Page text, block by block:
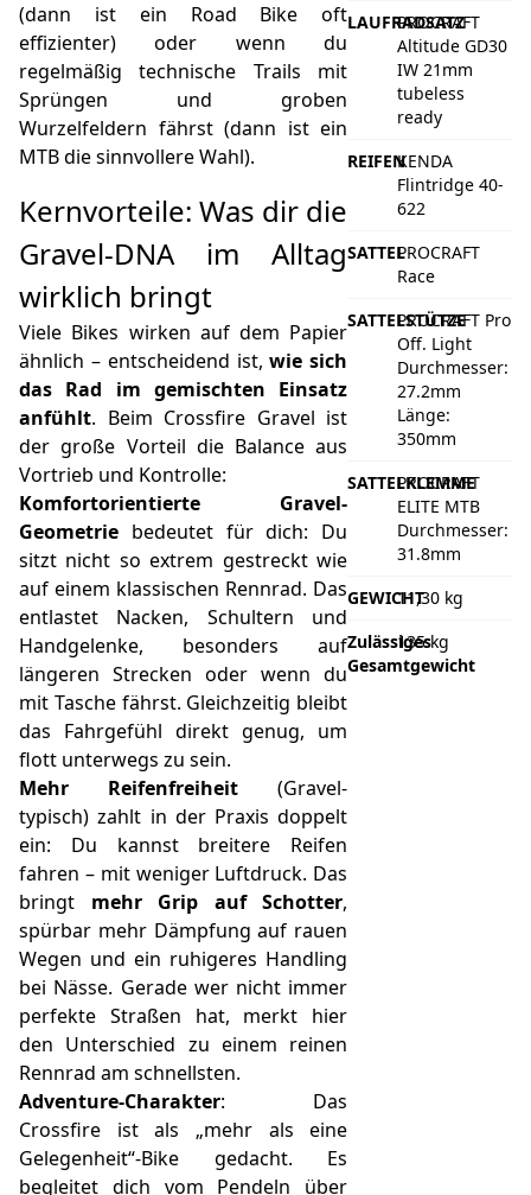
(dann ist ein Road Bike oft
effizienter) oder wenn du
regelmäßig technische Trails mit
Sprüngen und groben
Wurzelfeldern fährst (dann ist ein
MTB die sinnvollere Wahl).
Kernvorteile: Was dir die
Gravel-DNA im Alltag
wirklich bringt
Viele Bikes wirken auf dem Papier
ähnlich – entscheidend ist,wie sich
das Rad im gemischten Einsatz
anfühlt. Beim Crossfire Gravel ist
der große Vorteil die Balance aus
Vortrieb und Kontrolle:
Komfortorientierte Gravel-
Geometrie bedeutet für dich: Du
sitzt nicht so extrem gestreckt wie
auf einem klassischen Rennrad. Das
entlastet Nacken, Schultern und
Handgelenke, besonders auf
längeren Strecken oder wenn du
mit Tasche fährst. Gleichzeitig bleibt
das Fahrgefühl direkt genug, um
flott unterwegs zu sein.
Mehr Reifenfreiheit (Gravel-
typisch) zahlt in der Praxis doppelt
ein: Du kannst breitere Reifen
fahren – mit weniger Luftdruck. Das
bringt mehr Grip auf Schotter,
spürbar mehr Dämpfung auf rauen
Wegen und ein ruhigeres Handling
bei Nässe. Gerade wer nicht immer
perfekte Straßen hat, merkt hier
den Unterschied zu einem reinen
Rennrad am schnellsten.
Adventure-Charakter: Das
Crossfire ist als „mehr als eine
Gelegenheit“-Bike gedacht. Es
begleitet dich vom Pendeln über
LAUFRADSATZ
PROCRAFT
Altitude GD30
IW 21mm
tubeless
ready
REIFENKENDA
Flintridge 40-
622
SATTELPROCRAFT
Race
SATTELSTÜTZE
PROCRAFT Pro
Off. Light
Durchmesser:
27.2mm
Länge:
350mm
SATTELKLEMME
PROCRAFT
ELITE MTB
Durchmesser:
31.8mm
GEWICHT11,30 kg
Zulässiges
Gesamtgewicht
135 kg